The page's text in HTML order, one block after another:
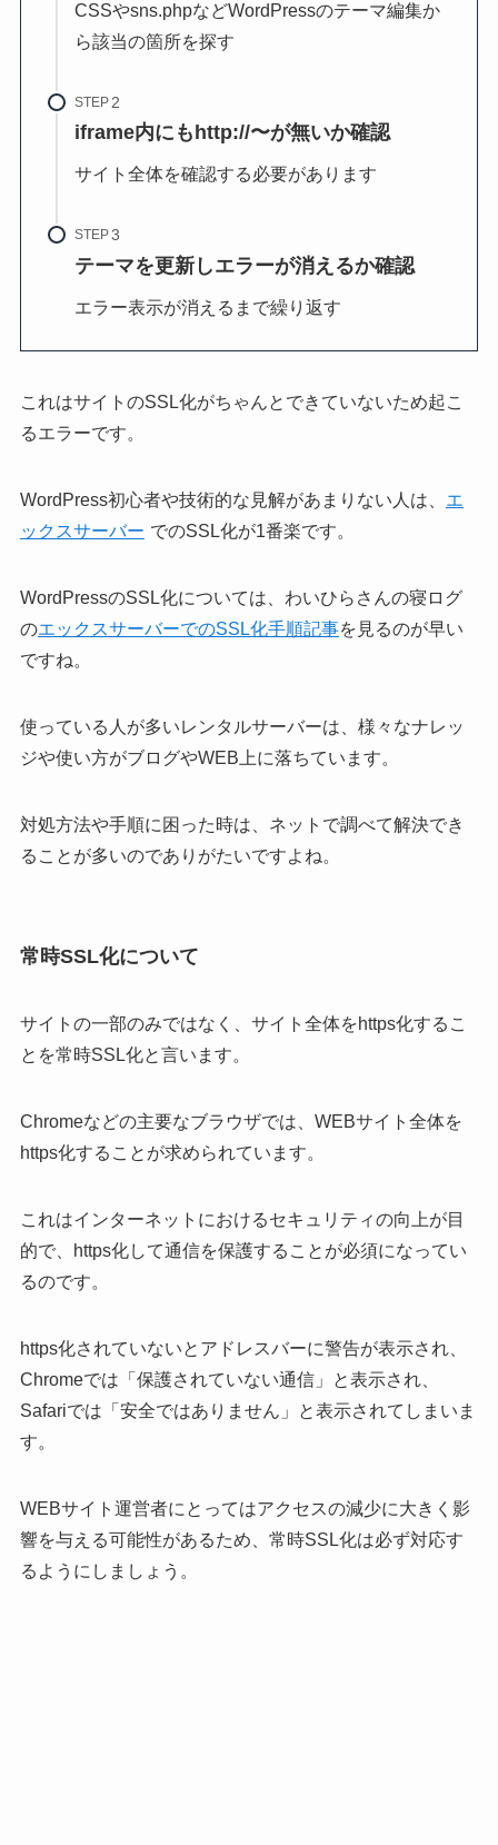
CSSやsns.phpなどWordPressのテーマ編集か
ら該当の箇所を探す
STEP
iframe内にもhttp://〜が無いか確認
サイト全体を確認する必要があります
STEP
テーマを更新しエラーが消えるか確認
エラー表示が消えるまで繰り返す
これはサイトのSSL化がちゃんとできていないため起こ
るエラーです。
WordPress初心者や技術的な見解があまりない人は、 エ
ックスサーバー でのSSL化が1番楽です。
WordPressのSSL化については、わいひらさんの寝ログ
のエックスサーバーでのSSL化手順記事を見るのが早い
ですね。
使っている人が多いレンタルサーバーは、様々なナレッ
ジや使い方がブログやWEB上に落ちています。
対処方法や手順に困った時は、ネットで調べて解決でき
ることが多いのでありがたいですよね。
常時SSL化について
サイトの一部のみではなく、サイト全体をhttps化するこ
とを常時SSL化と言います。
Chromeなどの主要なブラウザでは、WEBサイト全体を
https化することが求められています。
これはインターネットにおけるセキュリティの向上が目
的で、https化して通信を保護することが必須になってい
るのです。
https化されていないとアドレスバーに警告が表示され、
Chromeでは「保護されていない通信」と表示され、
Safariでは「安全ではありません」と表示されてしまいま
す。
WEBサイト運営者にとってはアクセスの減少に大きく影
響を与える可能性があるため、常時SSL化は必ず対応す
るようにしましょう。